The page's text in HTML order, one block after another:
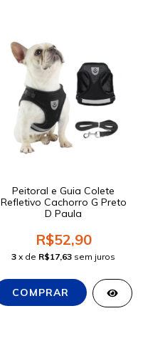
Peitoral e Guia Colete
Refletivo Cachorro G Preto
D Paula
R$52,90
3 x de R$17,63 sem juros